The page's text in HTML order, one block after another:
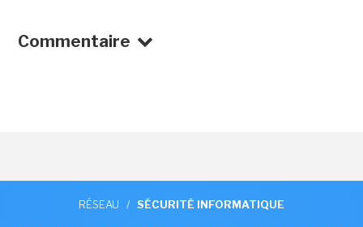
Commentaire
RÉSEAU / SÉCURITÉ INFORMATIQUE